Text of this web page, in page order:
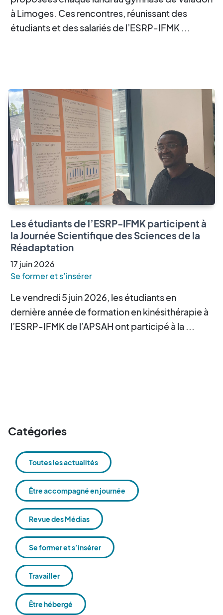
à Limoges. Ces rencontres, réunissant des
étudiants et des salariés de l’ESRP-IFMK ...
Les étudiants de l’ESRP-IFMK participent à
la Journée Scientifique des Sciences de la
Réadaptation
17juin2026
Se former et s’insérer
Le vendredi 5 juin 2026, les étudiants en
dernière année de formation en kinésithérapie à
l’ESRP-IFMK de l’APSAH ont participé à la ...
Catégories
Toutes les actualités
Être accompagné en journée
Revue des Médias
Se former et s’insérer
Travailler
Être hébergé